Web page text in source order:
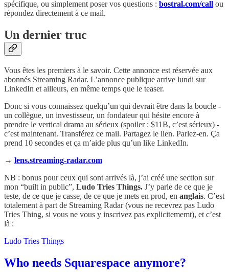
spécifique, ou simplement poser vos questions : bostral.com/call ou
répondez directement à ce mail.
Un dernier truc
Vous êtes les premiers à le savoir. Cette annonce est réservée aux
abonnés Streaming Radar. L’annonce publique arrive lundi sur
LinkedIn et ailleurs, en même temps que le teaser.
Donc si vous connaissez quelqu’un qui devrait être dans la boucle -
un collègue, un investisseur, un fondateur qui hésite encore à
prendre le vertical drama au sérieux (spoiler : $11B, c’est sérieux) -
c’est maintenant. Transférez ce mail. Partagez le lien. Parlez-en. Ça
prend 10 secondes et ça m’aide plus qu’un like LinkedIn.
→ lens.streaming-radar.com
NB : bonus pour ceux qui sont arrivés là, j’ai créé une section sur
mon “built in public”, Ludo Tries Things. J’y parle de ce que je
teste, de ce que je casse, de ce que je mets en prod, en anglais. C’est
totalement à part de Streaming Radar (vous ne recevrez pas Ludo
Tries Thing, si vous ne vous y inscrivez pas explicitememt), et c’est
là :
Ludo Tries Things
Who needs Squarespace anymore?